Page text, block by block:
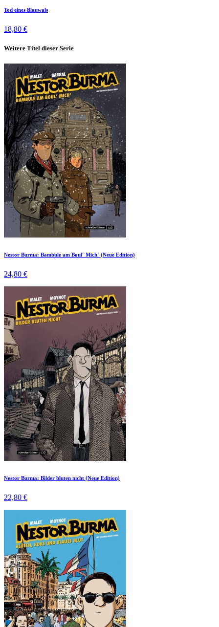
Tod eines Blauwals
18,80 €
Weitere Titel dieser Serie
Nestor Burma: Bambule am Boul´ Mich´ (Neue Edition)
24,80 €
Nestor Burma: Bilder bluten nicht (Neue Edition)
22,80 €